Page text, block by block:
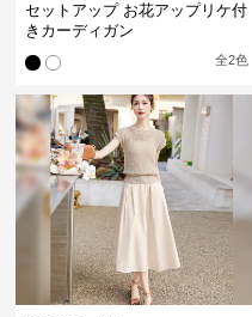
セットアップ お花アップリケ付
きカーディガン
全2色